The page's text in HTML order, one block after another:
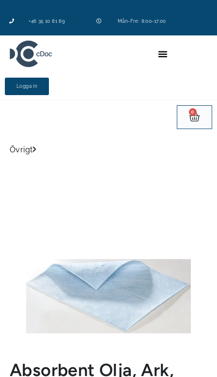
+46 35 10 81 89 Mån-Fre: 8:00-17:00
Logga in
0
Övrigt
Absorbent Olja, Ark,